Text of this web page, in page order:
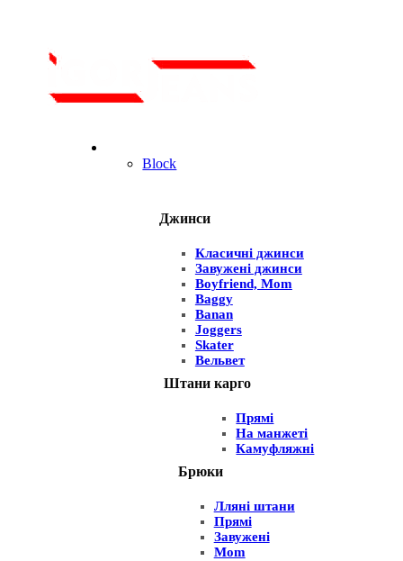
Block
Джинси
Класичні джинси
Завужені джинси
Boyfriend, Mom
Baggy
Banan
Joggers
Skater
Вельвет
Штани карго
Прямі
На манжеті
Камуфляжні
Брюки
Лляні штани
Прямі
Завужені
Mom